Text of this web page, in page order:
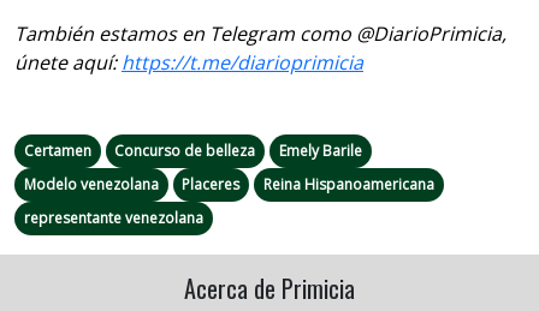
También estamos en Telegram como @DiarioPrimicia,
únete aquí:https://t.me/diarioprimicia
Certamen Concurso de belleza
Emely Barile
Modelo venezolana
Placeres
Reina Hispanoamericana
representante venezolana
Acerca de Primicia